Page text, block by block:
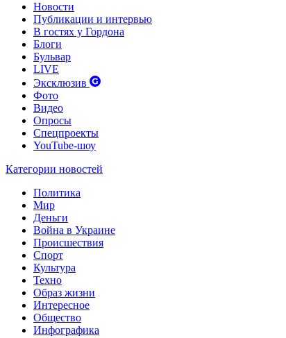
Новости
Публикации и интервью
В гостях у Гордона
Блоги
Бульвар
LIVE
Эксклюзив
Фото
Видео
Опросы
Спецпроекты
YouTube-шоу
Категории новостей
Политика
Мир
Деньги
Война в Украине
Происшествия
Спорт
Культура
Техно
Образ жизни
Интересное
Общество
Инфографика